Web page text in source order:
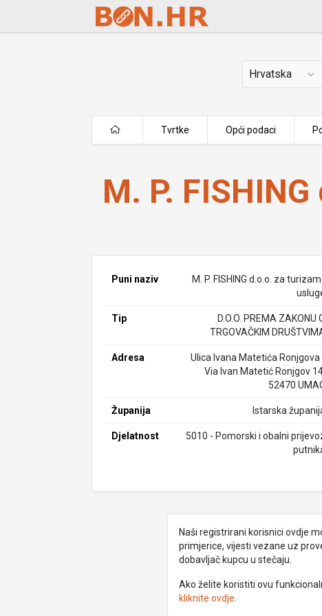
Skip to Main Content
Država
Tvrtke Opći podaci
M. P. FISHING d.o.o.
M. P.
Puni naziv
M. P. FISHING d.o.o. za turizam
Tip
D.O.O. PREMA ZAKONU
TRGOVAČKIM
Adresa
Ulica Ivana Matetića Ronjgova
Via Ivan Matetić Ronjgov
52470
Županija Istarska
Djelatnost
5010 - Pomorski i obalni
Naši registrirani korisnici ovdje
primjerice, vijesti vezane uz
dobavljač kupcu u stečaju.
Ako želite koristiti ovu
kliknite ovdje